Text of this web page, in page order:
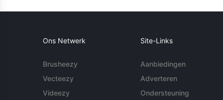
Ons Netwerk
Brusheezy
Vecteezy
Videezy
Site-Links
Aanbiedingen
Adverteren
Ondersteuning